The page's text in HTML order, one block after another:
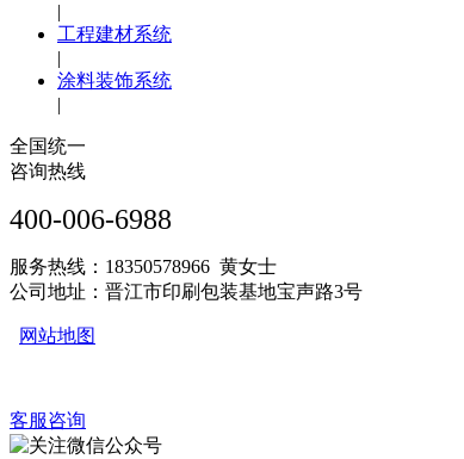
|
工程建材系统
|
涂料装饰系统
|
全国统一
咨询热线
400-006-6988
服务热线：18350578966 黄女士
公司地址：晋江市印刷包装基地宝声路3号
网站地图
客服咨询